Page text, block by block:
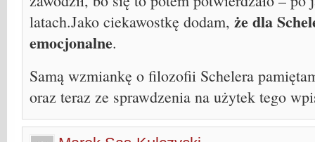
latach.Jako ciekawostkę dodam, że dla
emocjonalne.
Samą wzmiankę o filozofii Schelera
oraz teraz ze sprawdzenia na użytek tego